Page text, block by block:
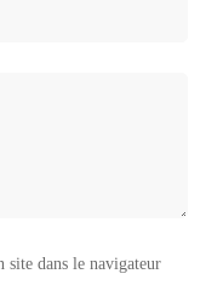
dans le navigateur